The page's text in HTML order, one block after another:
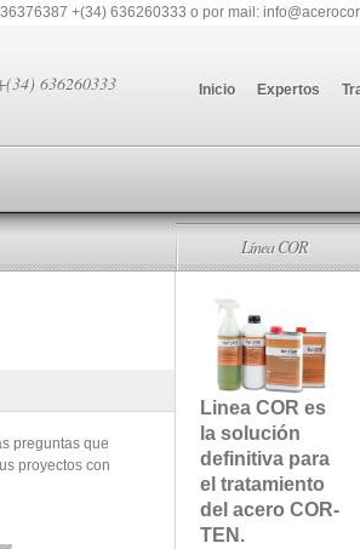
+(34) 636260333 o por mail:
636260333 Inicio Expertos
preguntas que
proyectos con
Línea COR
Linea COR es
la solución
definitiva para
el tratamiento
del acero COR-
TEN.